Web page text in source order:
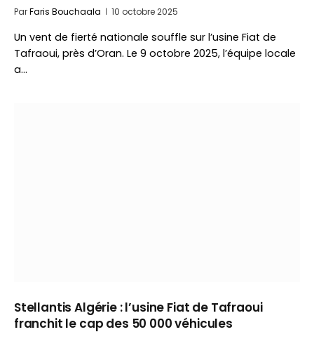
ParFaris Bouchaala 10 octobre 2025
Un vent de fierté nationale souffle sur l’usine Fiat de
Tafraoui, près d’Oran. Le 9 octobre 2025, l’équipe locale
a…
Stellantis Algérie : l’usine Fiat de Tafraoui
franchit le cap des 50 000 véhicules